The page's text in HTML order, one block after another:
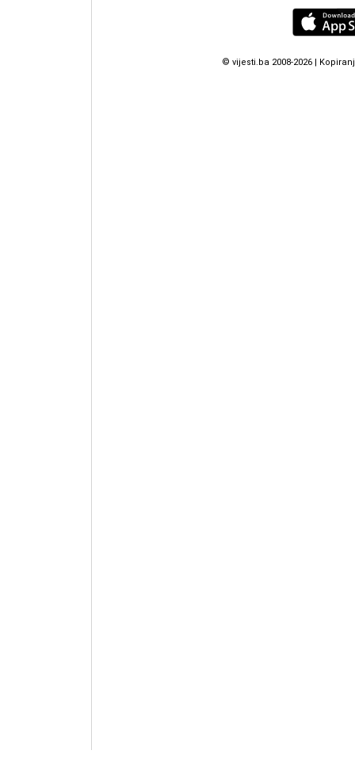
© vijesti.ba 2008-2026 |